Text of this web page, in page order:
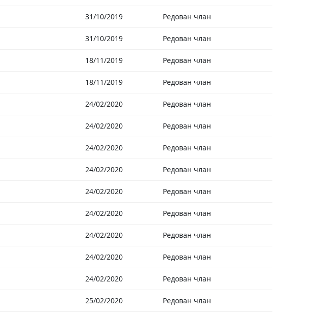
31/10/2019 Редован члан
31/10/2019 Редован члан
18/11/2019 Редован члан
18/11/2019 Редован члан
24/02/2020 Редован члан
24/02/2020 Редован члан
24/02/2020 Редован члан
24/02/2020 Редован члан
24/02/2020 Редован члан
24/02/2020 Редован члан
24/02/2020 Редован члан
24/02/2020 Редован члан
24/02/2020 Редован члан
25/02/2020 Редован члан